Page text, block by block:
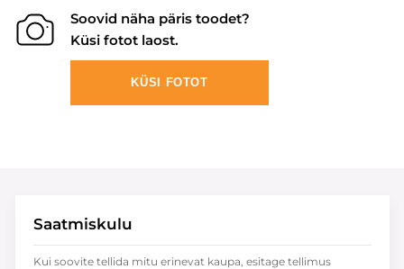
Soovid näha päris toodet?
Küsi fotot laost.
KÜSI FOTOT
Saatmiskulu
Kui soovite tellida mitu erinevat kaupa, esitage tellimus